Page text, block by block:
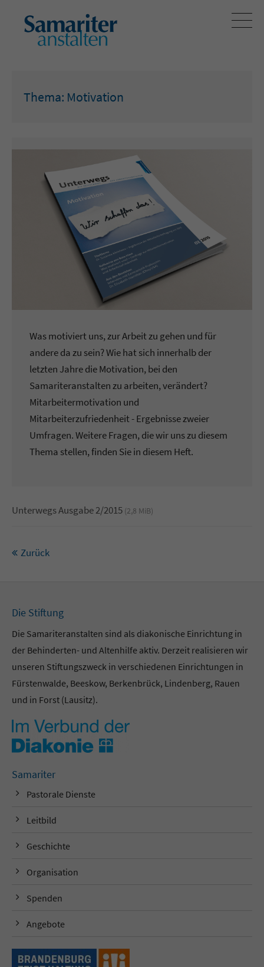
Thema: Motivation
Was motiviert uns, zur Arbeit zu gehen und für
andere da zu sein? Wie hat sich innerhalb der
letzten Jahre die Motivation, bei den
Samariteranstalten zu arbeiten, verändert?
Mitarbeitermotivation und
Mitarbeiterzufriedenheit - Ergebnisse zweier
Umfragen. Weitere Fragen, die wir uns zu diesem
Thema stellen, finden Sie in diesem Heft.
Unterwegs Ausgabe 2/2015 (2,8 MiB)
Zurück
Die Stiftung
Die Samariteranstalten sind als diakonische Einrichtung in
der Behinderten- und Altenhilfe aktiv. Derzeit realisieren wir
unseren Stiftungszweck in verschiedenen Einrichtungen in
Fürstenwalde, Beeskow, Berkenbrück, Lindenberg, Rauen
und in Forst (Lausitz).
Samariter
Pastorale Dienste
Leitbild
Geschichte
Organisation
Spenden
Angebote